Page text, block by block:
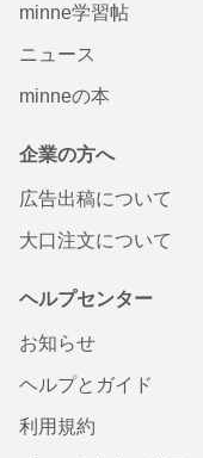
minne学習帖
ニュース
minneの本
企業の方へ
広告出稿について
大口注文について
ヘルプセンター
お知らせ
ヘルプとガイド
利用規約